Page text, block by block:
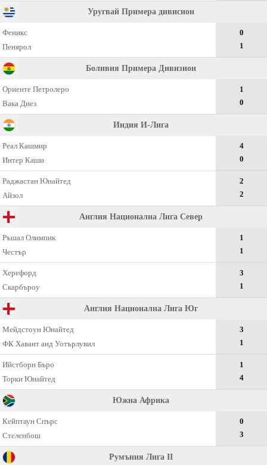
Уругвай Примера дивисион
Феникс
Пенярол
0
1
Боливия Примера Дивизион
Ориенте Петролеро
Вака Диез
1
0
Индия И-Лига
Реал Кашмир
Интер Каши
4
0
Раджастан Юнайтед
Айзол
2
2
Англия Нaционaлнa Лигa Север
Ръшал Олимпик
Честър
1
1
Херефорд
Скарбъроу
3
1
Англия Нaционaлнa Лигa Юг
Мейдстоун Юнайтед
ФК Хавант анд Уотърлувил
3
1
Ийстборн Бъро
Торки Юнайтед
1
4
Южна Африка
Кейптаун Спърс
Стеленбош
0
3
Румъния Лига II